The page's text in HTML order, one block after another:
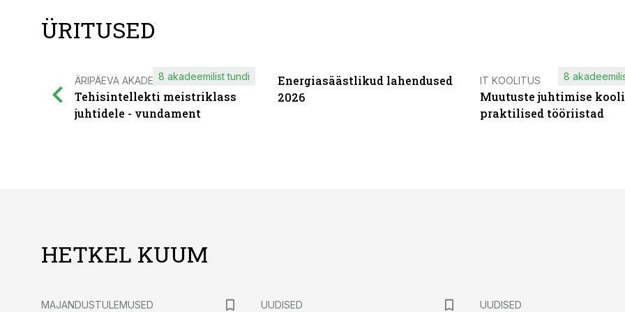
ÜRITUSED
ÄRIPÄEVA AKADEEMIA
Tehisintellekti meistriklass
juhtidele - vundament
8 akadeemilist tundi
Energiasäästlikud lahendused
2026
IT KOOLITUS
Muutuste juhtimise
praktilised tööriistad
8
HETKEL KUUM
MAJANDUSTULEMUSED UUDISED UUDISED